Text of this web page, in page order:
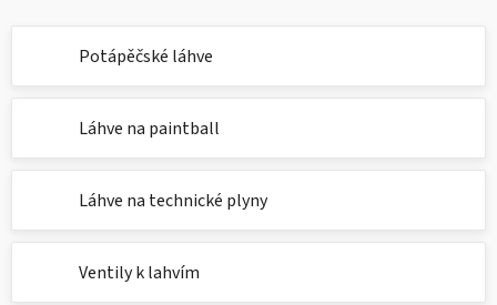
Potápěčské láhve
Láhve na paintball
Láhve na technické plyny
Ventily k lahvím